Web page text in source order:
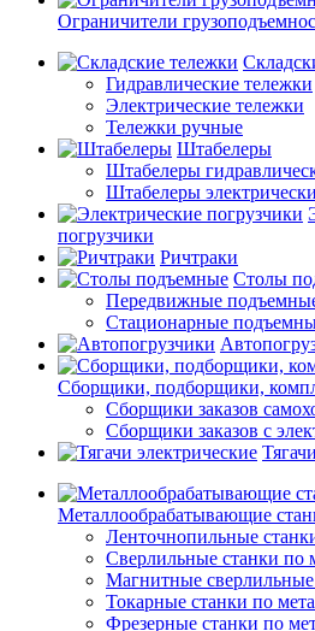
Ограничители
Гидравлические тележки
Электрические тележки
Тележки ручные
Штабелеры
Штабелеры
Штабелеры
погрузчики
Ричтраки
Столы
Передвижные
Стационарные
Сборщики, подборщики,
Сборщики заказов
Сборщики заказов с
Металлообрабатывающие
Ленточнопильные
Сверлильные станки по
Магнитные сверлильные
Токарные станки по
Фрезерные станки по